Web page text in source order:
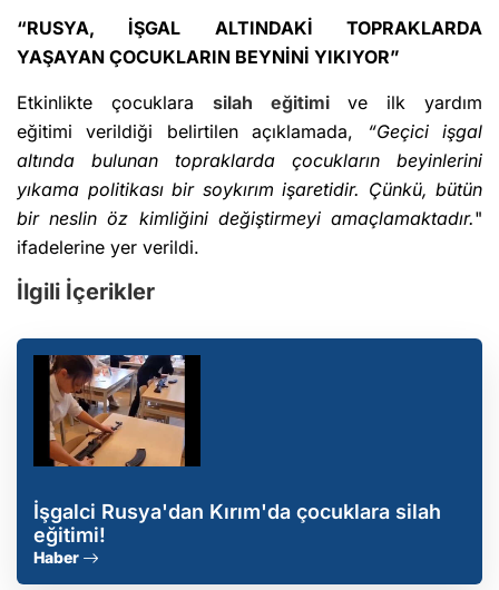
“RUSYA, İŞGAL ALTINDAKİ TOPRAKLARDA
YAŞAYAN ÇOCUKLARIN BEYNİNİ YIKIYOR”
Etkinlikte çocuklara silah eğitimive ilk yardım
eğitimi verildiği belirtilen açıklamada,
“Geçici işgal
altında bulunan topraklarda çocukların beyinlerini
yıkama politikası bir soykırım işaretidir. Çünkü, bütün
bir neslin öz kimliğini değiştirmeyi amaçlamaktadır."
ifadelerine yer verildi.
İlgili İçerikler
İşgalci Rusya'dan Kırım'da çocuklara silah
eğitimi!
Haber